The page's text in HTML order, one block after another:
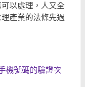
以處理，人又全
產業的法條先過
機號碼的驗證次